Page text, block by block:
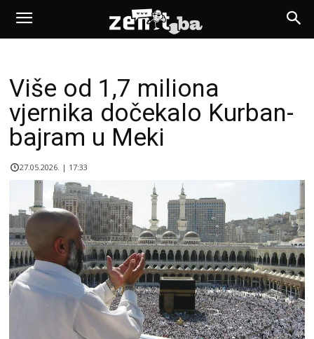
Više od 1,7 miliona
vjernika dočekalo Kurban-
bajram u Meki
27.05.2026. | 17:33